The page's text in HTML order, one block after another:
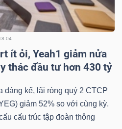
ít ỏi, Yeah1 giảm nửa
thác đầu tư hơn 430 tỷ
đáng kể, lãi ròng quý 2 CTCP
giảm 52% so với cùng kỳ.
cấu trúc tập đoàn thông